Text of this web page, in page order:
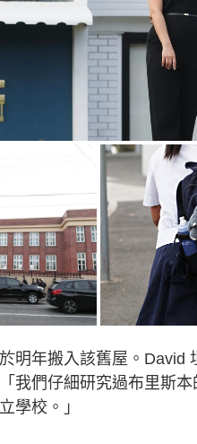
明年搬入該舊屋。David
我們仔細研究過布里斯
學校。」